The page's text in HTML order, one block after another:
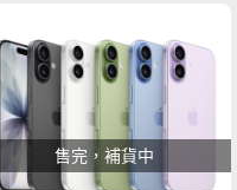
售完，補貨中